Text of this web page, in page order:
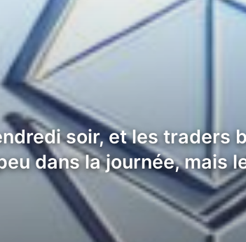
soir, et les traders
dans la journée, mais